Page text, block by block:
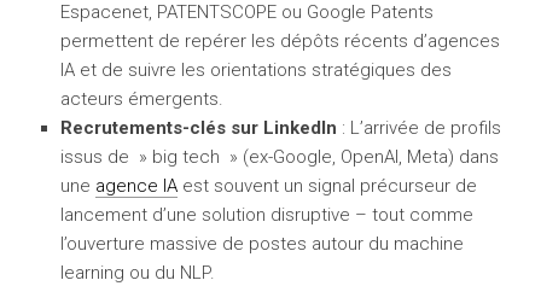
Espacenet, PATENTSCOPE ou Google Patents
permettent de repérer les dépôts récents d’agences
IA et de suivre les orientations stratégiques des
acteurs émergents.
Recrutements-clés sur LinkedIn : L’arrivée de profils
issus de » big tech » (ex-Google, OpenAI, Meta) dans
une agence IA est souvent un signal précurseur de
lancement d’une solution disruptive – tout comme
l’ouverture massive de postes autour du machine
learning ou du NLP.